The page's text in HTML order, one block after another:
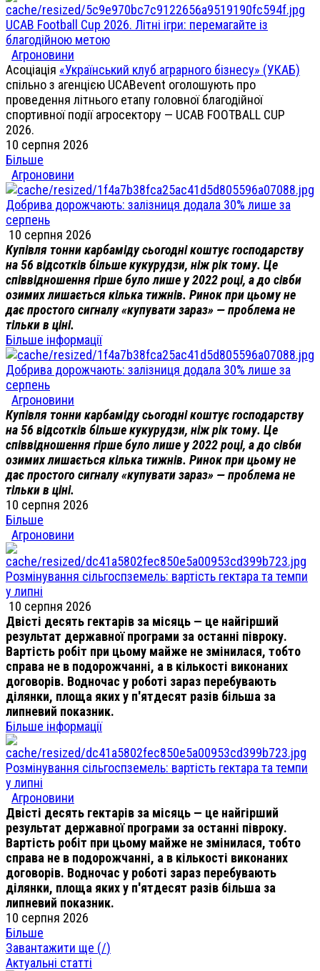
UCAB Football Cup 2026. Літні ігри: перемагайте із
благодійною метою
Агроновини
Асоціація «Український клуб аграрного бізнесу» (УКАБ)
спільно з агенцією UCABevent оголошують про
проведення літнього етапу головної благодійної
спортивної події агросектору — UCAB FOOTBALL CUP
2026.
10 серпня 2026
Більше
Агроновини
Добрива дорожчають: залізниця додала 30% лише за
серпень
10 серпня 2026
Купівля тонни карбаміду сьогодні коштує господарству
на 56 відсотків більше кукурудзи, ніж рік тому. Це
співвідношення гірше було лише у 2022 році, а до сівби
озимих лишається кілька тижнів. Ринок при цьому не
дає простого сигналу «купувати зараз» — проблема не
тільки в ціні.
Більше інформації
Добрива дорожчають: залізниця додала 30% лише за
серпень
Агроновини
Купівля тонни карбаміду сьогодні коштує господарству
на 56 відсотків більше кукурудзи, ніж рік тому. Це
співвідношення гірше було лише у 2022 році, а до сівби
озимих лишається кілька тижнів. Ринок при цьому не
дає простого сигналу «купувати зараз» — проблема не
тільки в ціні.
10 серпня 2026
Більше
Агроновини
Розмінування сільгоспземель: вартість гектара та темпи
у липні
10 серпня 2026
Двісті десять гектарів за місяць — це найгірший
результат державної програми за останні півроку.
Вартість робіт при цьому майже не змінилася, тобто
справа не в подорожчанні, а в кількості виконаних
договорів. Водночас у роботі зараз перебувають
ділянки, площа яких у п'ятдесят разів більша за
липневий показник.
Більше інформації
Розмінування сільгоспземель: вартість гектара та темпи
у липні
Агроновини
Двісті десять гектарів за місяць — це найгірший
результат державної програми за останні півроку.
Вартість робіт при цьому майже не змінилася, тобто
справа не в подорожчанні, а в кількості виконаних
договорів. Водночас у роботі зараз перебувають
ділянки, площа яких у п'ятдесят разів більша за
липневий показник.
10 серпня 2026
Більше
Завантажити ще (/)
Актуальні статті